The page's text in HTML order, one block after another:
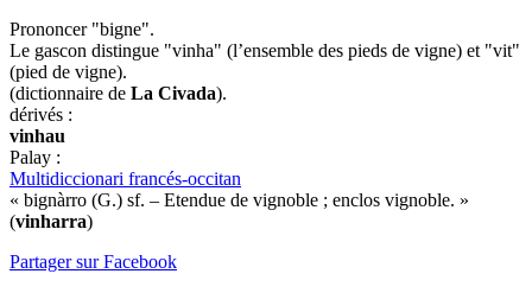
Prononcer "bigne".
Le gascon distingue "vinha" (l’ensemble des pieds de vigne) et "vit"
(pied de vigne).
(dictionnaire de La Civada).
dérivés :
vinhau
Palay :
Multidiccionari francés-occitan
« bignàrro (G.) sf. – Etendue de vignoble ; enclos vignoble. »
(vinharra)
Partager sur Facebook